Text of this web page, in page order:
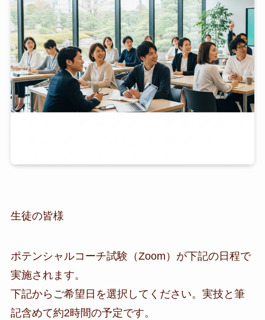
生徒の皆様
ポテンシャルコーチ試験（Zoom）が下記の日程で
実施されます。
下記からご希望日を選択してください。実技と筆
記含めて約2時間の予定です。